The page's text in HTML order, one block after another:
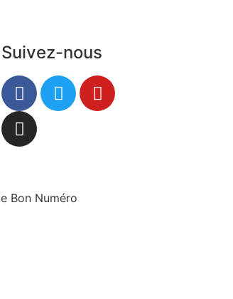
Suivez-nous
Bon Numéro